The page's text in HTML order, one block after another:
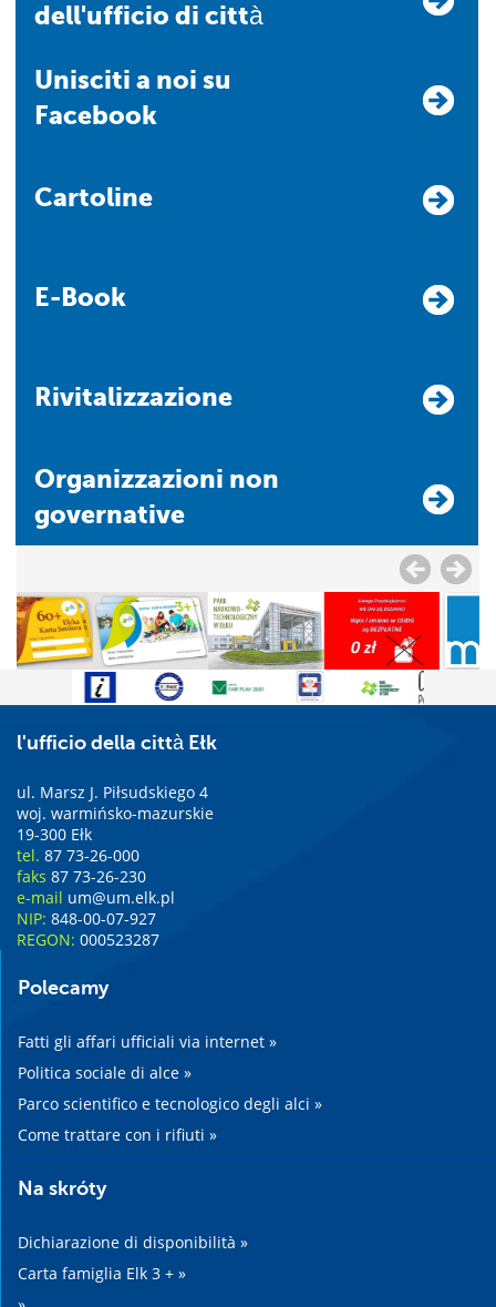
dell'ufficio di città
Unisciti a noi su
Facebook
Cartoline
E-Book
Rivitalizzazione
Organizzazioni non
governative
l'ufficio della città Ełk
ul. Marsz J. Piłsudskiego 4
woj. warmińsko-mazurskie
19-300 Ełk
tel. 87 73-26-000
faks 87 73-26-230
e-mail um@um.elk.pl
NIP: 848-00-07-927
REGON: 000523287
Polecamy
Fatti gli affari ufficiali via internet »
Politica sociale di alce »
Parco scientifico e tecnologico degli alci »
Come trattare con i rifiuti »
Na skróty
Dichiarazione di disponibilità »
Carta famiglia Elk 3 + »